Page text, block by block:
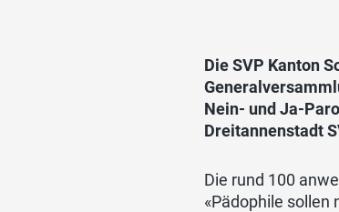
Die SVP Kanton
Nein- und Ja-
Dreitannenstadt
Die rund 100
«Pädophile sollen